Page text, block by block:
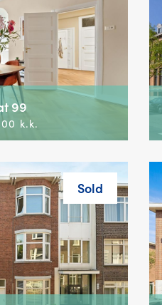
99
k.k.
Sold